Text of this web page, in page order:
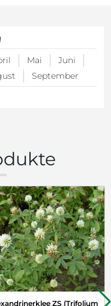
Mai
Juni
September
ZS (Trifolium